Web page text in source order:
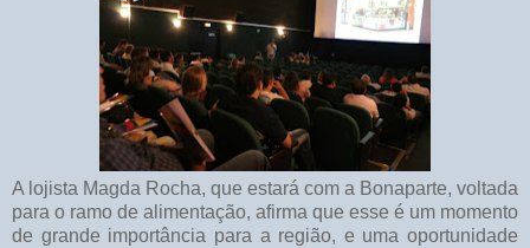
A lojista Magda Rocha, que estará com a Bonaparte, voltada
para o ramo de alimentação, afirma que esse é um momento
de grande importância para a região, e uma oportunidade